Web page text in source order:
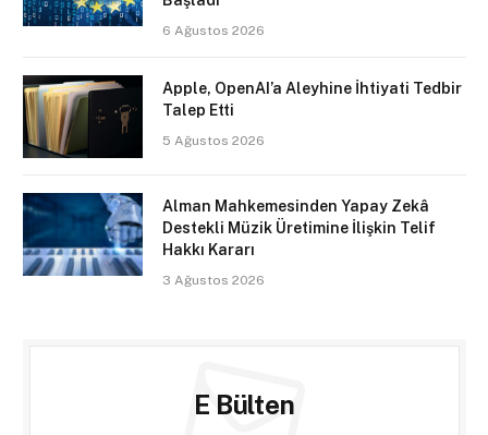
6 Ağustos 2026
Apple, OpenAI’a Aleyhine İhtiyati Tedbir
Talep Etti
5 Ağustos 2026
Alman Mahkemesinden Yapay Zekâ
Destekli Müzik Üretimine İlişkin Telif
Hakkı Kararı
3 Ağustos 2026
E Bülten